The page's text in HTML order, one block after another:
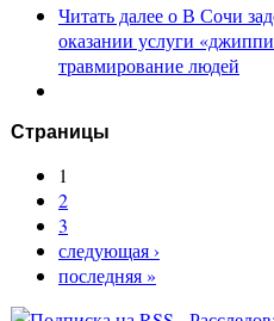
Читать далеео В Сочи
оказании услуги
травмирование людей
Страницы
1
2
3
следующая ›
последняя »